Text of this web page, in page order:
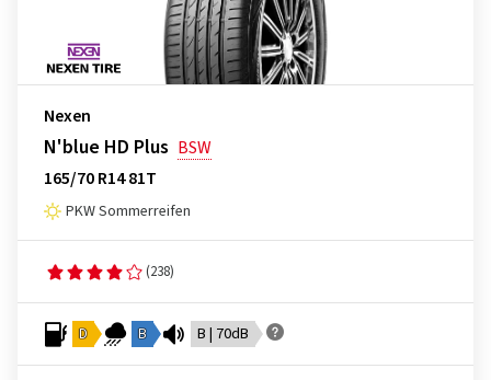
Nexen
N'blue HD Plus BSW
165/70 R14 81T
PKW Sommerreifen
(238)
D B B | 70dB